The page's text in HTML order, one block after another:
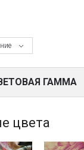
ГАММА
цвета